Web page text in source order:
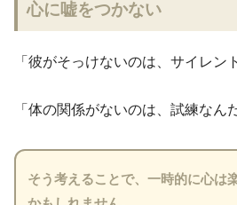
心に嘘をつかない
「彼がそっけないのは、サイレン
「体の関係がないのは、試練なん
そう考えることで、一時的に心は